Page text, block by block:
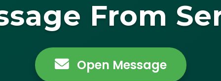
From
Open Message